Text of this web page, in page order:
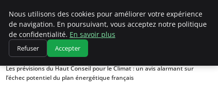
Climatedebtagents
Accueil
Énergies Renouvelables
Les prévisions du Haut Conseil pour le Climat : un avis alarmant sur
l’échec potentiel du plan énergétique français
Nous utilisons des cookies pour améliorer votre expérience
de navigation. En poursuivant, vous acceptez notre politique
de confidentialité. En savoir plus
Refuser Accepter